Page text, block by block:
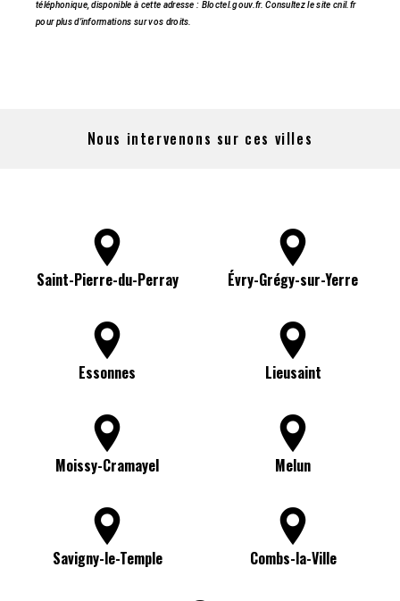
téléphonique, disponible à cette adresse : Bloctel.gouv.fr. Consultez le site cnil.fr
pour plus d’informations sur vos droits.
Nous intervenons sur ces villes
Saint-Pierre-du-Perray Évry-Grégy-sur-Yerre
Essonnes Lieusaint
Moissy-Cramayel Melun
Savigny-le-Temple Combs-la-Ville